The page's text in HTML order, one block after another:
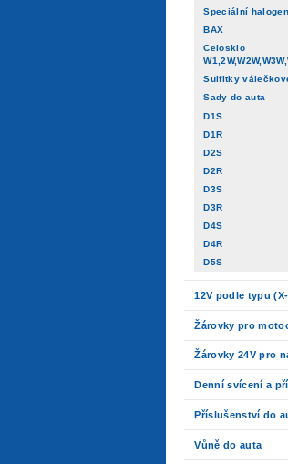
Speciální
BAX
Celosklo
Sulfitky
Sady do auta
D1S
D1R
D2S
D2R
D3S
D3R
D4S
D4R
D5S
12V podle typu
Žárovky pro
Žárovky 24V pro
Denní svícení a
Příslušenství do
Vůně do auta